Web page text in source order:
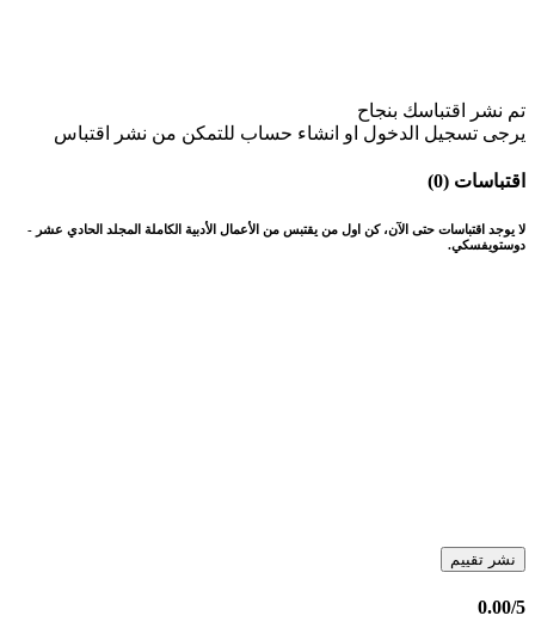
تم نشر اقتباسك بنجاح
يرجى تسجيل الدخول او انشاء حساب للتمكن من نشر اقتباس
اقتباسات (0)
لا يوجد اقتباسات حتى الآن، كن اول من يقتبس من الأعمال الأدبية الكاملة المجلد الحادي عشر -
دوستويفسكي.
نشر تقييم
0.00/5